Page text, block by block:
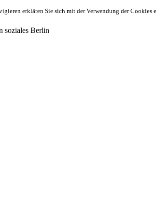
erklären Sie sich mit der Verwendung der Cookies
soziales Berlin